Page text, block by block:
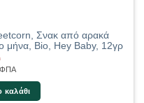
Σνακ από αρακά
μήνα, Bio, Hey Baby, 12γρ
ΦΠΑ
καλάθι